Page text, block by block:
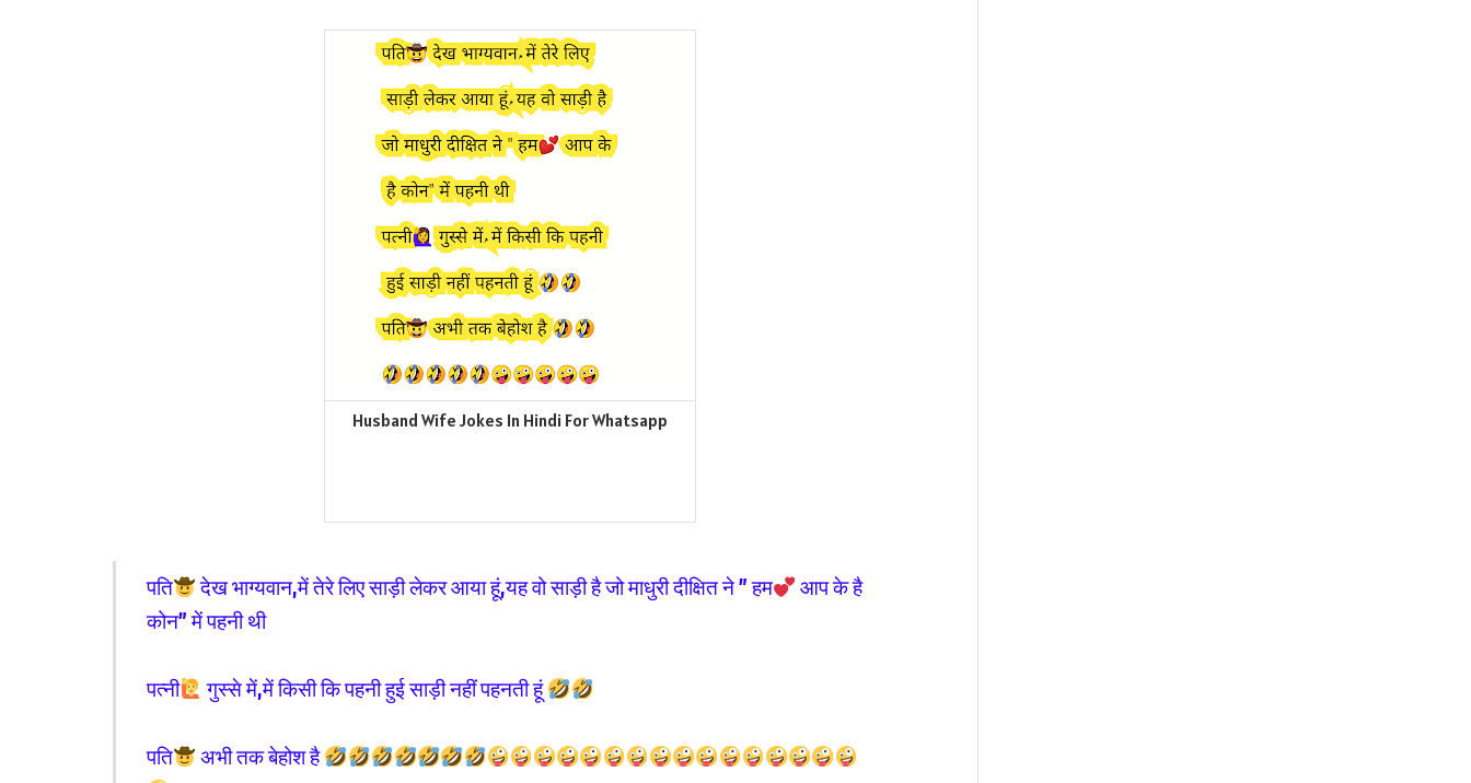
Husband Wife Jokes In Hindi For Whatsapp
पति देख भाग्यवान,में तेरे लिए साड़ी लेकर आया हूं,यह वो साड़ी है जो माधुरी दीक्षित ने ” हम
आप के है
कोन” में पहनी थी
पत्नी गुस्से में,में किसी कि पहनी हुई साड़ी नहीं पहनती हूं
पति अभी तक बेहोश है